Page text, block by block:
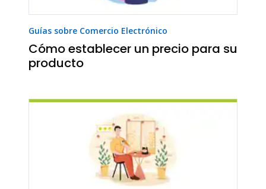
Guías sobre Comercio Electrónico
Cómo establecer un precio para su
producto